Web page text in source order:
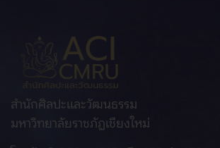
สำนักศิลปะและวัฒนธรรม
มหาวิทยาลัยราชภัฏเชียงใหม่